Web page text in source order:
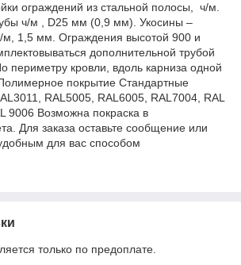
ограждений из стальной полосы, ч/м.
ч/м , D25 мм (0,9 мм). Укосины –
м, 1,5 мм. Ограждения высотой 900 и
дополнительной трубой
периметру кровли, вдоль карниза одной
покрытие Стандартные
RAL5005, RAL6005, RAL7004, RAL
9006 Возможна покраска в
Для заказа оставьте сообщение или
для вас способом
только по предоплате.